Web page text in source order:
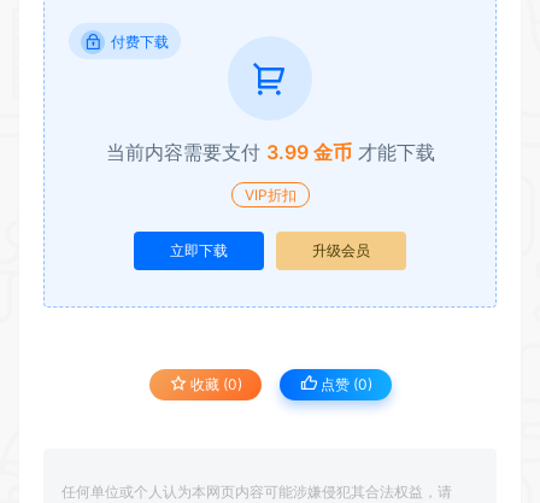
付费下载
当前内容需要支付 3.99 金币 才能下载
VIP折扣
立即下载 升级会员
收藏 (0) 点赞 (0)
任何单位或个人认为本网页内容可能涉嫌侵犯其合法权益，请